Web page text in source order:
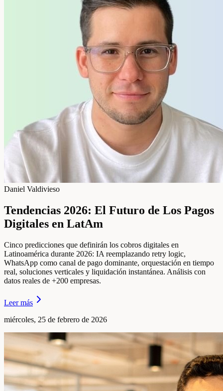
Daniel Valdivieso
Tendencias 2026: El Futuro de Los Pagos
Digitales en LatAm
Cinco predicciones que definirán los cobros digitales en
Latinoamérica durante 2026: IA reemplazando retry logic,
WhatsApp como canal de pago dominante, orquestación en tiempo
real, soluciones verticales y liquidación instantánea. Análisis con
datos reales de +200 empresas.
Leer más
miércoles, 25 de febrero de 2026